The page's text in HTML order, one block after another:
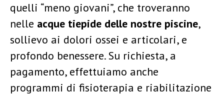
quelli “meno giovani”, che troveranno
nelle acque tiepide delle nostre piscine,
sollievo ai dolori ossei e articolari, e
profondo benessere. Su richiesta, a
pagamento, effettuiamo anche
programmi di fisioterapia e riabilitazione